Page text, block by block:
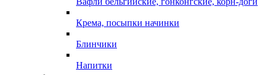
Крема, посыпки начинки
Блинчики
Напитки